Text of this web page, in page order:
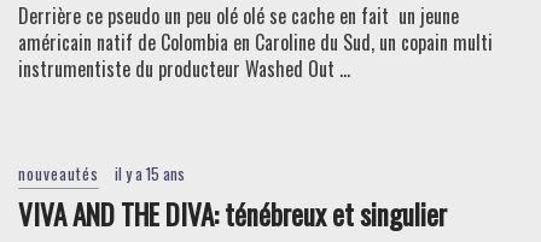
Derrière ce pseudo un peu olé olé se cache en fait un jeune
américain natif de Colombia en Caroline du Sud, un copain multi
instrumentiste du producteur Washed Out ...
nouveautés il y a 15 ans
VIVA AND THE DIVA: ténébreux et singulier